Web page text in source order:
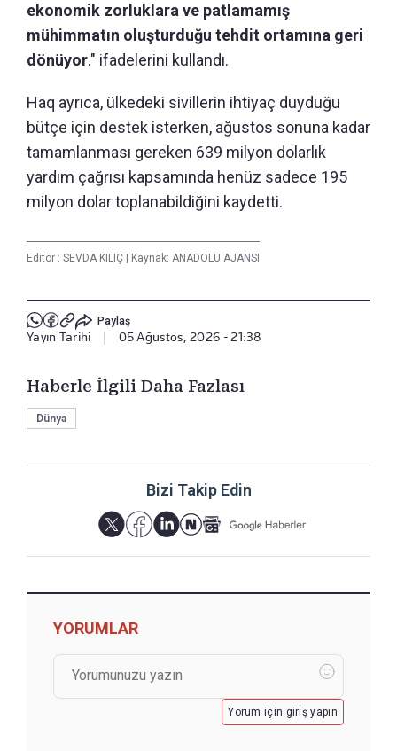
ekonomik zorluklara ve patlamamış
mühimmatın oluşturduğu tehdit ortamına geri
dönüyor." ifadelerini kullandı.
Haq ayrıca, ülkedeki sivillerin ihtiyaç duyduğu
bütçe için destek isterken, ağustos sonuna kadar
tamamlanması gereken 639 milyon dolarlık
yardım çağrısı kapsamında henüz sadece 195
milyon dolar toplanabildiğini kaydetti.
Editör : SEVDA KILIÇ | Kaynak: ANADOLU AJANSI
Paylaş
Yayın Tarihi | 05 Ağustos, 2026 - 21:38
Haberle İlgili Daha Fazlası
Dünya
Bizi Takip Edin
YORUMLAR
Yorum için giriş yapın